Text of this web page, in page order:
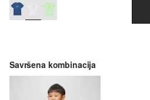
Savršena kombinacija